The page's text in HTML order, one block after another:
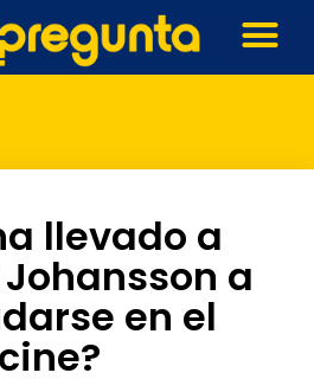
llevado a
a
en el
cine?